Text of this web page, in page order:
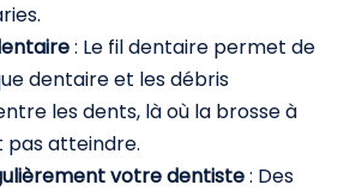
: Le fil dentaire permet de
dentaire et les débris
les dents, là où la brosse à
pas atteindre.
votre dentiste: Des